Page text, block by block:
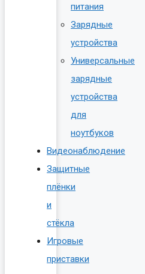
питания
Зарядные
устройства
Универсальные
зарядные
устройства
для
ноутбуков
Видеонаблюдение
Защитные
плёнки
и
стёкла
Игровые
приставки